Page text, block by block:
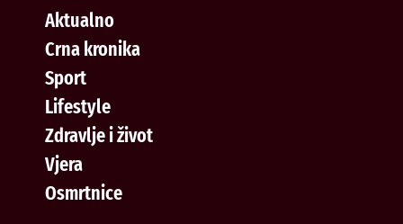
Aktualno
Crna kronika
Sport
Lifestyle
Zdravlje i život
Vjera
Osmrtnice